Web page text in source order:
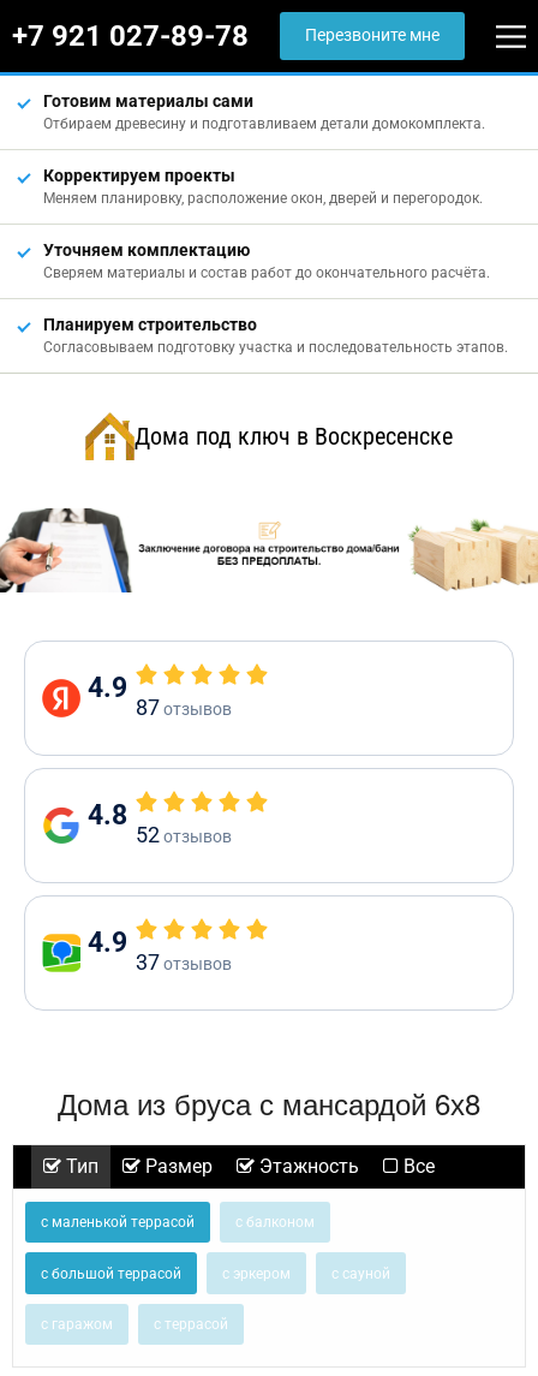
+7 921 027-89-78 Перезвоните мне
Готовим материалы сами
Отбираем древесину и подготавливаем детали домокомплекта.
Корректируем проекты
Меняем планировку, расположение окон, дверей и перегородок.
Уточняем комплектацию
Сверяем материалы и состав работ до окончательного расчёта.
Планируем строительство
Согласовываем подготовку участка и последовательность этапов.
Дома под ключ в Воскресенске
4.9
87отзывов
4.8
52отзывов
4.9
37отзывов
Дома из бруса с мансардой 6х8
Тип Размер Этажность Все
с маленькой террасой с балконом
с большой террасой с эркером с сауной
с гаражом с террасой